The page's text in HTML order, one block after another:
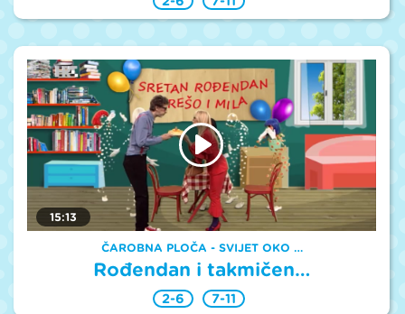
15:13
ČAROBNA PLOČA - SVIJET OKO …
Rođendan i takmičen…
2-6 7-11